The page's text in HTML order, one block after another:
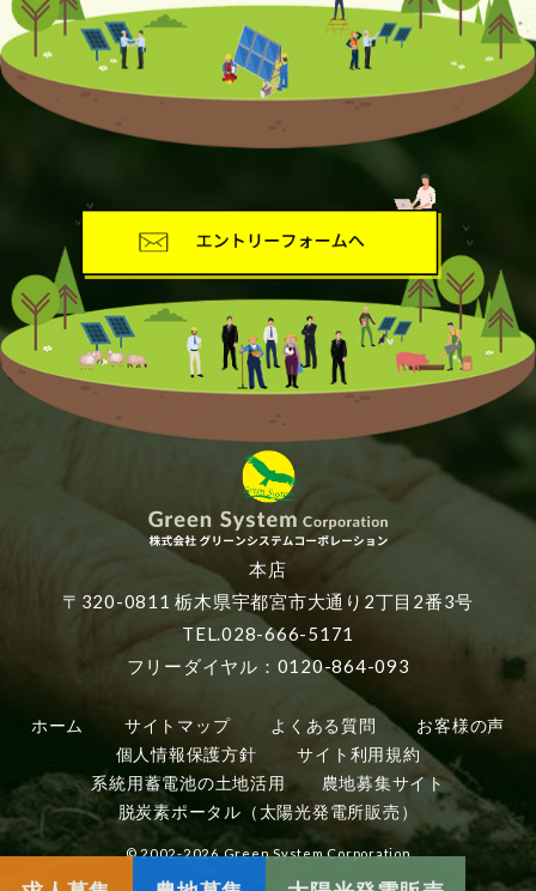
本店
〒320-0811 栃木県宇都宮市大通り2丁目2番3号
TEL.028-666-5171
フリーダイヤル：0120-864-093
ホーム サイトマップ よくある質問
お客様の声
個人情報保護方針
サイト利用規約
系統用蓄電池の土地活用
農地募集サイト
脱炭素ポータル（太陽光発電所販売）
© 2002-2026 Green System Corporation